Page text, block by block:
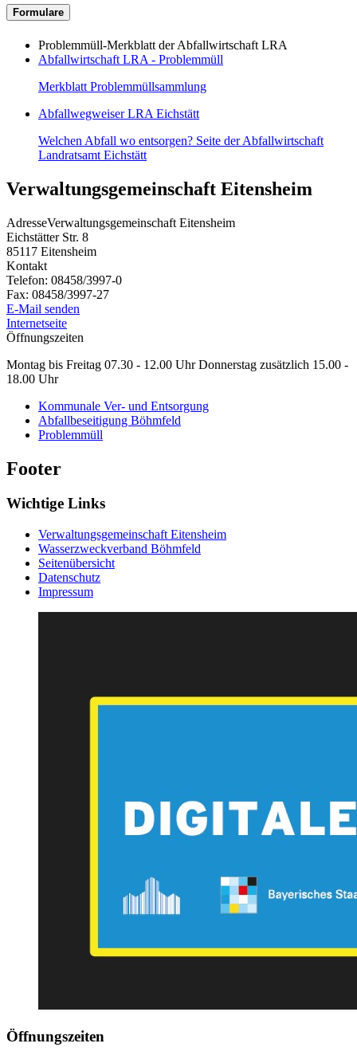
Formulare
Problemmüll-Merkblatt der Abfallwirtschaft LRA
Abfallwirtschaft LRA - Problemmüll
Merkblatt Problemmüllsammlung
Abfallwegweiser LRA Eichstätt
Welchen Abfall wo entsorgen? Seite der Abfallwirtschaft
Landratsamt Eichstätt
Verwaltungsgemeinschaft Eitensheim
AdresseVerwaltungsgemeinschaft Eitensheim
Eichstätter Str. 8
85117 Eitensheim
Kontakt
Telefon: 08458/3997-0
Fax: 08458/3997-27
E-Mail senden
Internetseite
Öffnungszeiten
Montag bis Freitag 07.30 - 12.00 Uhr Donnerstag zusätzlich 15.00 -
18.00 Uhr
Kommunale Ver- und Entsorgung
Abfallbeseitigung Böhmfeld
Problemmüll
Footer
Wichtige Links
Verwaltungsgemeinschaft Eitensheim
Wasserzweckverband Böhmfeld
Seitenübersicht
Datenschutz
Impressum
Öffnungszeiten